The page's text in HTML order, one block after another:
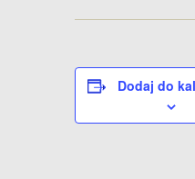
Dodaj do